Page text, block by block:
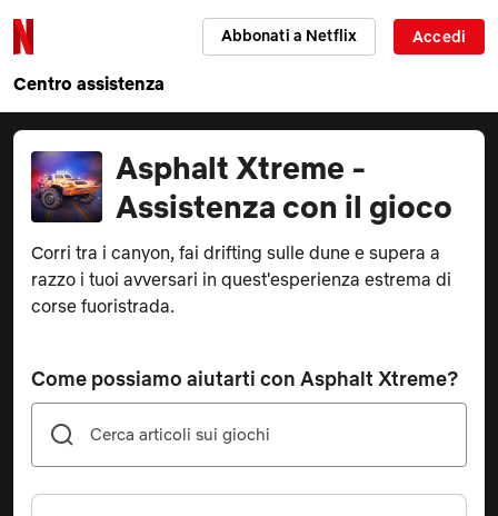
Abbonati a Netflix Accedi
Centro assistenza
Asphalt Xtreme -
Assistenza con il gioco
Corri tra i canyon, fai drifting sulle dune e supera a
razzo i tuoi avversari in quest'esperienza estrema di
corse fuoristrada.
Come possiamo aiutarti con Asphalt Xtreme?